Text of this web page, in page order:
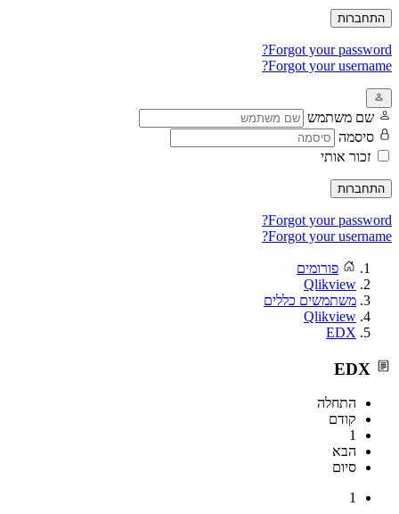
התחברות
Forgot your password?
Forgot your username?
שם משתמש
סיסמה
זכור אותי
התחברות
Forgot your password?
Forgot your username?
פורומים
Qlikview
משתמשים כללים
Qlikview
EDX
התחלה
קודם
1
הבא
סיום
1